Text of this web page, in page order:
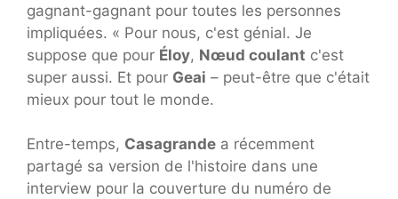
gagnant-gagnant pour toutes les personnes
impliquées. « Pour nous, c'est génial. Je
suppose que pour Éloy, Nœud coulant c'est
super aussi. Et pour Geai – peut-être que c'était
mieux pour tout le monde.
Entre-temps, Casagrande a récemment
partagé sa version de l'histoire dans une
interview pour la couverture du numéro de